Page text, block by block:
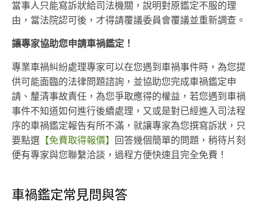
當事人只能寫訴狀給司法機關，說明對原鑑定不服的理
由，當法院認可後，才得請覆議委員會覆議並重新調查。
讓專家協助您申請車禍鑑定！
專業車禍糾紛處理專家可以在您遇到車禍事件時，為您提
供可能面臨的法律問題諮詢，並協助您完成車禍鑑定申
請、釐清事故責任，為您爭取應得的權益，若您遇到車禍
事件不知道如何進行後續處理，又或是對已經進入司法程
序的車禍鑑定報告有所不滿，就讓專家為您撰寫訴狀，只
要點選 【免費取得報價】
回答幾個簡單的問題，稍待片刻
便有專家與您聯繫洽談，過程方便快速且完全免費！
車禍鑑定常見問與答